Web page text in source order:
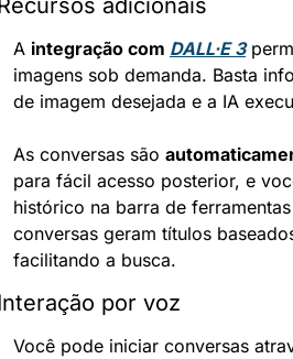
A integração com DALL·E 3
imagens sob demanda. Basta
de imagem desejada e a IA
As conversas são
para fácil acesso posterior, e
histórico na barra de
conversas geram títulos
facilitando a busca.
por voz
Você pode iniciar conversas